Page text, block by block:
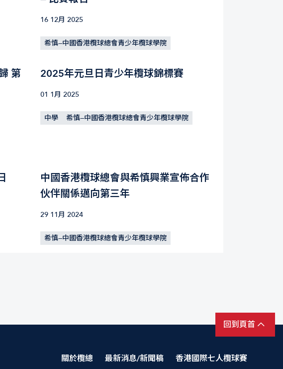
16 12月 2025
希慎—中國香港欖球總會青少年欖球學院
第
2025年元旦日青少年欖球錦標賽
01 1月 2025
中學 希慎—中國香港欖球總會青少年欖球學院
中國香港欖球總會與希慎興業宣佈合作
伙伴關係邁向第三年
29 11月 2024
希慎—中國香港欖球總會青少年欖球學院
回到頁首
關於欖總 最新消息/新聞稿 香港國際七人欖球賽